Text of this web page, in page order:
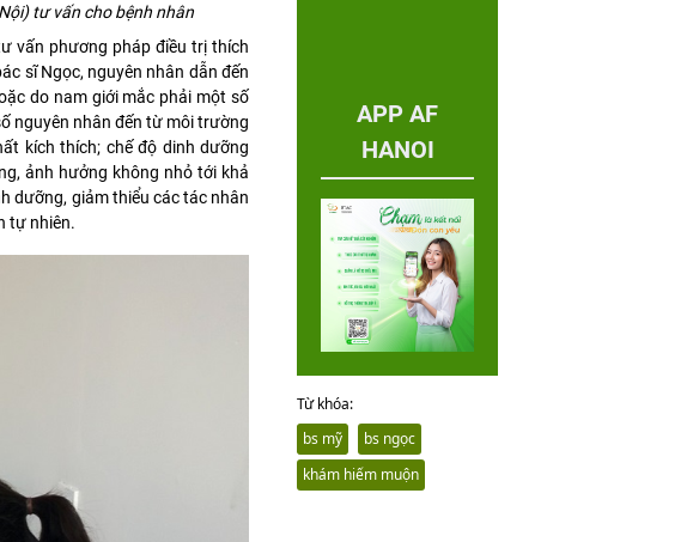
tư vấn cho bệnh nhân
vấn phương pháp điều trị thích
sĩ Ngọc, nguyên nhân dẫn đến
do nam giới mắc phải một số
nguyên nhân đến từ môi trường
kích thích; chế độ dinh dưỡng
ảnh hưởng không nhỏ tới khả
dưỡng, giảm thiểu các tác nhân
tự nhiên.
APP AF
HANOI
Từ khóa:
bs mỹ
bs ngọc
khám hiếm muộn